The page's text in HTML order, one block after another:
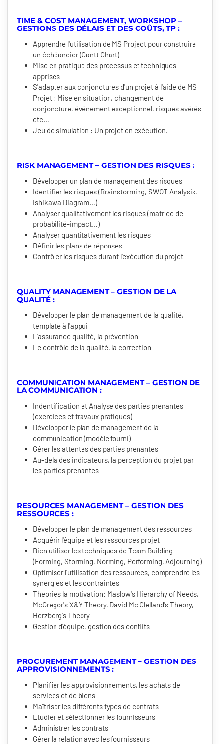
TIME & COST MANAGEMENT, WORKSHOP –
GESTIONS DES DÉLAIS ET DES COÛTS, TP :
Apprendre l'utilisation de MS Project pour construire
un échéancier (Gantt Chart)
Mise en pratique des processus et techniques
apprises
S'adapter aux conjonctures d'un projet à l'aide de MS
Projet : Mise en situation, changement de
conjoncture, événement exceptionnel, risques avérés
etc…
Jeu de simulation : Un projet en exécution.
RISK MANAGEMENT – GESTION DES RISQUES :
Développer un plan de management des risques
Identifier les risques (Brainstorming, SWOT Analysis,
Ishikawa Diagram…)
Analyser qualitativement les risques (matrice de
probabilité-impact…)
Analyser quantitativement les risques
Définir les plans de réponses
Contrôler les risques durant l'exécution du projet
QUALITY MANAGEMENT – GESTION DE LA
QUALITÉ :
Développer le plan de management de la qualité,
template à l'appui
L'assurance qualité, la prévention
Le contrôle de la qualité, la correction
COMMUNICATION MANAGEMENT – GESTION DE
LA COMMUNICATION :
Indentification et Analyse des parties prenantes
(exercices et travaux pratiques)
Développer le plan de management de la
communication (modèle fourni)
Gérer les attentes des parties prenantes
Au-delà des indicateurs, la perception du projet par
les parties prenantes
RESOURCES MANAGEMENT – GESTION DES
RESSOURCES :
Développer le plan de management des ressources
Acquérir l'équipe et les ressources projet
Bien utiliser les techniques de Team Building
(Forming, Storming, Norming, Performing, Adjourning)
Optimiser l'utilisation des ressources, comprendre les
synergies et les contraintes
Theories la motivation: Maslow's Hierarchy of Needs,
McGregor's X&Y Theory, David Mc Clelland's Theory,
Herzberg's Theory
Gestion d'équipe, gestion des conflits
PROCUREMENT MANAGEMENT – GESTION DES
APPROVISIONNEMENTS :
Planifier les approvisionnements, les achats de
services et de biens
Maîtriser les différents types de contrats
Etudier et sélectionner les fournisseurs
Administrer les contrats
Gérer la relation avec les fournisseurs